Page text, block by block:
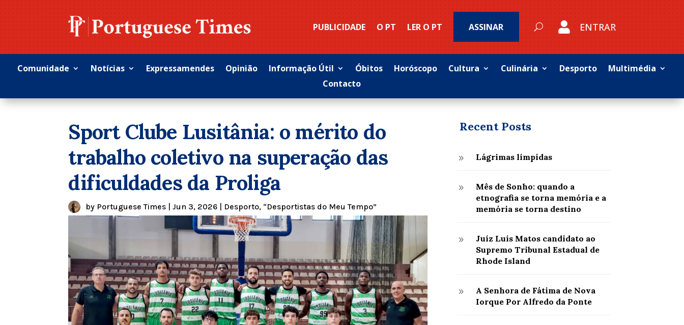
PUBLICIDADE O PT LER O PT ASSINAR  ENTRAR
Comunidade Notícias Expressamendes Opinião Informação Útil Óbitos Horóscopo Cultura Culinária Desporto
Multimédia
Contacto
Sport Clube Lusitânia: o mérito do
trabalho coletivo na superação das
dificuldades da Proliga
by Portuguese Times |Jun 3, 2026 Desporto, “Desportistas do Meu Tempo”
Recent Posts
9 Lágrimas límpidas
9
Mês de Sonho: quando a
etnografia se torna memória e a
memória se torna destino
9
Juíz Luís Matos candidato ao
Supremo Tribunal Estadual de
Rhode Island
9
A Senhora de Fátima de Nova
Iorque Por Alfredo da Ponte